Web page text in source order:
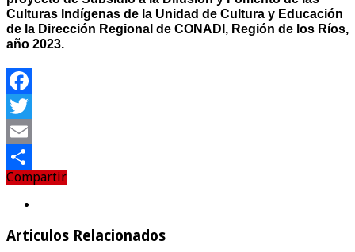
Culturas Indígenas de la Unidad de Cultura y Educación
de la Dirección Regional de CONADI, Región de los Ríos,
año 2023.
Facebook
Twitter
Email
Compartir
Compartir
Articulos Relacionados